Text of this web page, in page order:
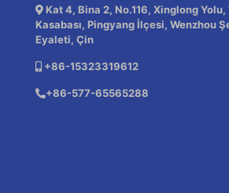
Kat 4, Bina 2, No.116, Xinglong Yolu,
Kasabası, Pingyang İlçesi, Wenzhou
Eyaleti, Çin
+86-15323319612
+86-577-65565288